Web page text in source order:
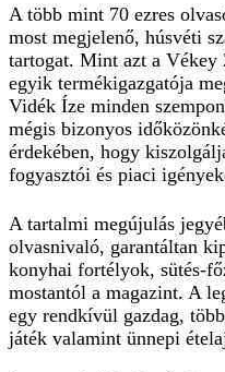
A több mint 70 ezres
most megjelenő, húsvéti
tartogat. Mint azt a Vékey
egyik termékigazgatója
Vidék Íze minden
mégis bizonyos
érdekében, hogy
fogyasztói és piaci
A tartalmi megújulás
olvasnivaló, garantáltan
konyhai fortélyok, sütés-
mostantól a magazint. A
egy rendkívül gazdag,
játék valamint ünnepi